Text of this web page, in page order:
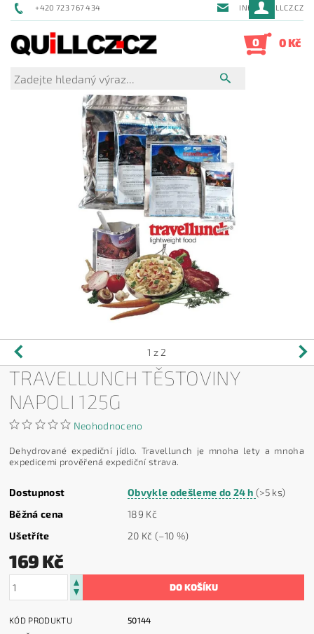
+420 723 767 434 INFO@QUILLCZ.CZ
0 0 Kč
1 z 2
TRAVELLUNCH TĚSTOVINY
NAPOLI 125G
Neohodnoceno
Dehydrované expediční jídlo. Travellunch je mnoha lety a mnoha
expedicemi prověřená expediční strava.
Dostupnost Obvykle odešleme do 24 h(>5 ks)
Běžná cena
189 Kč
Ušetříte
20 Kč(–10 %)
169 Kč
KÓD PRODUKTU
50144